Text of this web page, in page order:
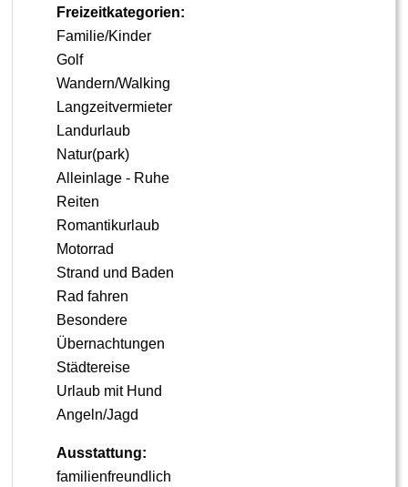
Freizeitkategorien:
Familie/Kinder
Golf
Wandern/Walking
Langzeitvermieter
Landurlaub
Natur(park)
Alleinlage - Ruhe
Reiten
Romantikurlaub
Motorrad
Strand und Baden
Rad fahren
Besondere
Übernachtungen
Städtereise
Urlaub mit Hund
Angeln/Jagd
Ausstattung:
familienfreundlich